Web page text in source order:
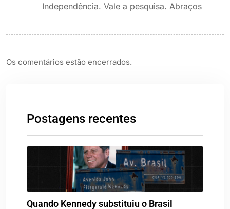
Independência. Vale a pesquisa. Abraços
Os comentários estão encerrados.
Postagens recentes
Quando Kennedy substituiu o Brasil